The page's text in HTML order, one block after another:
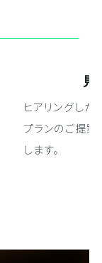
見
ヒアリングし
プランのご提案
します。